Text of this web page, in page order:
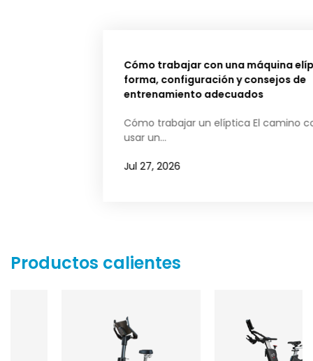
Cómo trabajar con una máquina elíptica:
forma, configuración y consejos de
entrenamiento adecuados
Cómo trabajar un elíptica El camino correcto Para
Productos calientes